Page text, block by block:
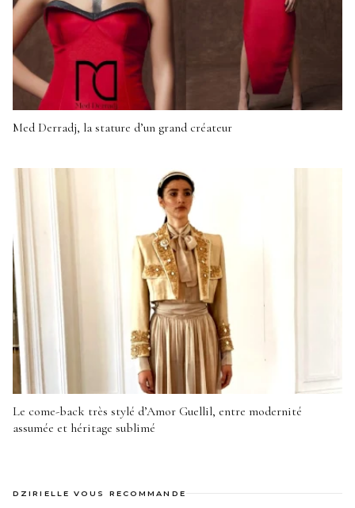
Med Derradj, la stature d’un grand créateur
Le come-back très stylé d’Amor Guellil, entre modernité
assumée et héritage sublimé
DZIRIELLE VOUS RECOMMANDE